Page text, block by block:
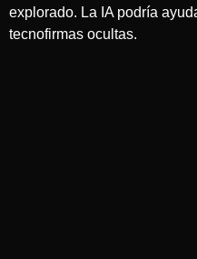
explorado. La IA podría
tecnofirmas ocultas.